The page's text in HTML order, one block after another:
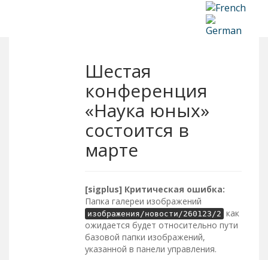
Шестая
конференция
«Наука юных»
состоится в
марте
[sigplus] Критическая ошибка:
Папка галереи изображений
изображения/новости/260123/2 как
ожидается будет относительно пути
базовой папки изображений,
указанной в панели управления.